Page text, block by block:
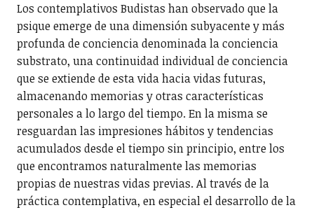
Los contemplativos Budistas han observado que la
psique emerge de una dimensión subyacente y más
profunda de conciencia denominada la conciencia
substrato, una continuidad individual de conciencia
que se extiende de esta vida hacia vidas futuras,
almacenando memorias y otras características
personales a lo largo del tiempo. En la misma se
resguardan las impresiones hábitos y tendencias
acumulados desde el tiempo sin principio, entre los
que encontramos naturalmente las memorias
propias de nuestras vidas previas. Al través de la
práctica contemplativa, en especial el desarrollo de la